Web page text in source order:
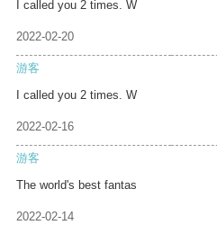
I called you 2 times. W
2022-02-20
游客
I called you 2 times. W
2022-02-16
游客
The world's best fantas
2022-02-14